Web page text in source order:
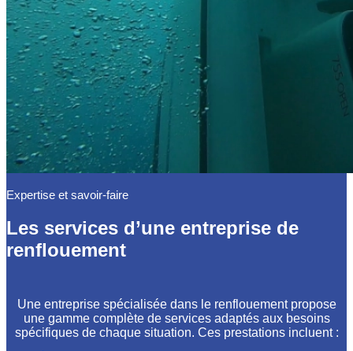
Expertise et savoir-faire
Les services d’une entreprise de
renflouement
Une entreprise spécialisée dans le renflouement propose
une gamme complète de services adaptés aux besoins
spécifiques de chaque situation. Ces prestations incluent :